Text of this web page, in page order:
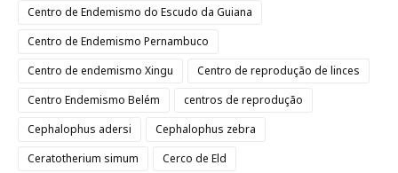
Centro de Endemismo do Escudo da Guiana
Centro de Endemismo Pernambuco
Centro de endemismo Xingu
Centro de reprodução de linces
Centro Endemismo Belém
centros de reprodução
Cephalophus adersi
Cephalophus zebra
Ceratotherium simum
Cerco de Eld